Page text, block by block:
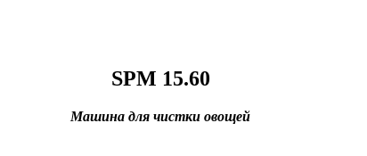
SPM 15.60
Машина для чистки овощей